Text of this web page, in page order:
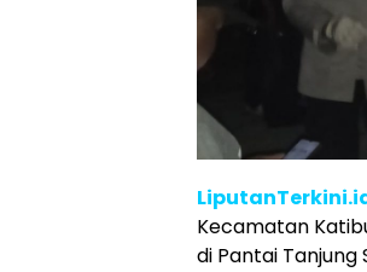
Kecamatan
di Pantai Tanjung